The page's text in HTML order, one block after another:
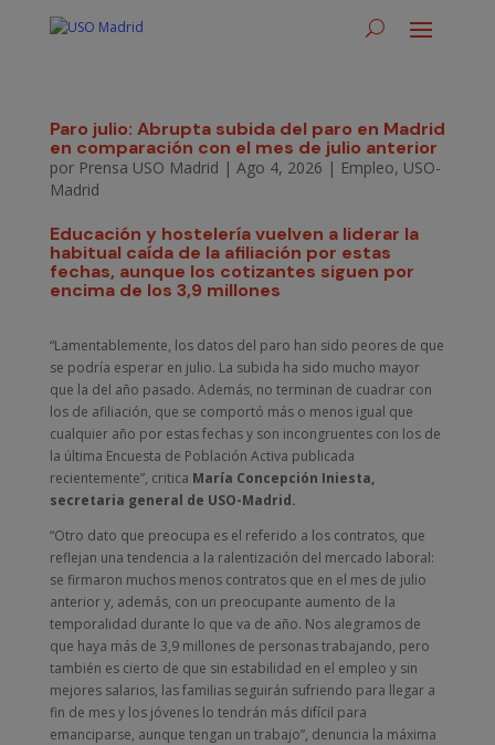
Paro julio: Abrupta subida del paro en Madrid
en comparación con el mes de julio anterior
por Prensa USO Madrid | Ago 4, 2026 | Empleo, USO-
Madrid
Educación y hostelería vuelven a liderar la
habitual caída de la afiliación por estas
fechas, aunque los cotizantes siguen por
encima de los 3,9 millones
“Lamentablemente, los datos del paro han sido peores de que
se podría esperar en julio. La subida ha sido mucho mayor
que la del año pasado. Además, no terminan de cuadrar con
los de afiliación, que se comportó más o menos igual que
cualquier año por estas fechas y son incongruentes con los de
la última Encuesta de Población Activa publicada
recientemente”, critica María Concepción Iniesta,
secretaria general de USO-Madrid.
“Otro dato que preocupa es el referido a los contratos, que
reflejan una tendencia a la ralentización del mercado laboral:
se firmaron muchos menos contratos que en el mes de julio
anterior y, además, con un preocupante aumento de la
temporalidad durante lo que va de año. Nos alegramos de
que haya más de 3,9 millones de personas trabajando, pero
también es cierto de que sin estabilidad en el empleo y sin
mejores salarios, las familias seguirán sufriendo para llegar a
fin de mes y los jóvenes lo tendrán más difícil para
emanciparse, aunque tengan un trabajo”, denuncia la máxima